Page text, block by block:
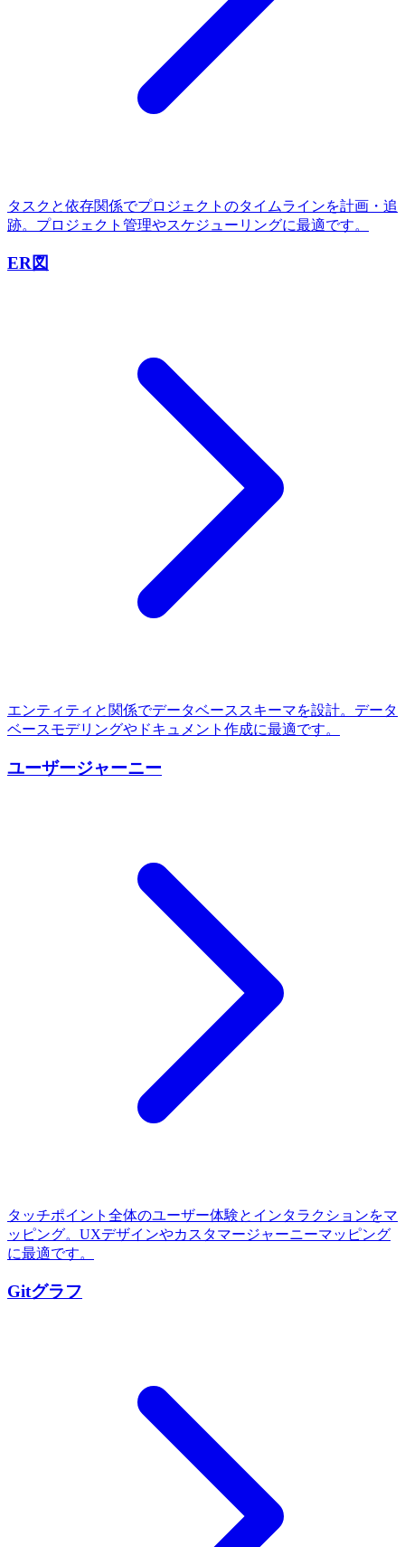
タスクと依存関係でプロジェクトのタイムラインを計画・追
跡。プロジェクト管理やスケジューリングに最適です。
ER図
エンティティと関係でデータベーススキーマを設計。データ
ベースモデリングやドキュメント作成に最適です。
ユーザージャーニー
タッチポイント全体のユーザー体験とインタラクションをマ
ッピング。UXデザインやカスタマージャーニーマッピング
に最適です。
Gitグラフ